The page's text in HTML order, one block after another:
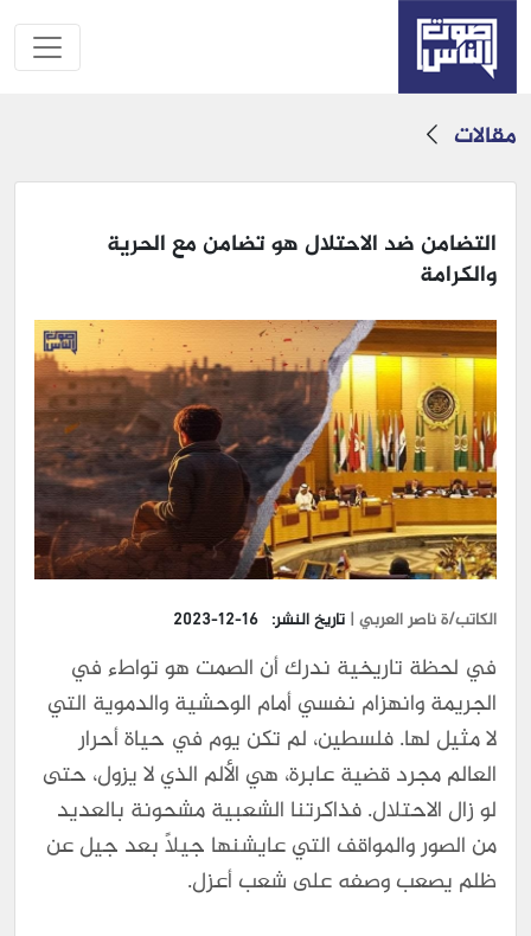
مقالات
التضامن ضد الاحتلال هو تضامن مع الحرية
والكرامة
الكاتب/ة ناصر العربي | تاريخ النشر: 2023-12-16
في لحظة تاريخية ندرك أن الصمت هو تواطء في
الجريمة وانهزام نفسي أمام الوحشية والدموية التي
لا مثيل لها. فلسطين، لم تكن يوم في حياة أحرار
العالم مجرد قضية عابرة، هي الألم الذي لا يزول، حتى
لو زال الاحتلال. فذاكرتنا الشعبية مشحونة بالعديد
من الصور والمواقف التي عايشنها جيلاً بعد جيل عن
ظلم يصعب وصفه على شعب أعزل.